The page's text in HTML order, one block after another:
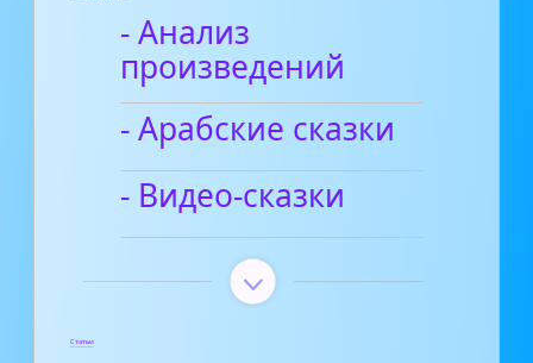
- Анализ
произведений
- Арабские сказки
- Видео-сказки
Статьи